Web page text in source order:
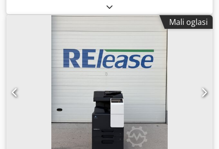
Mali oglasi